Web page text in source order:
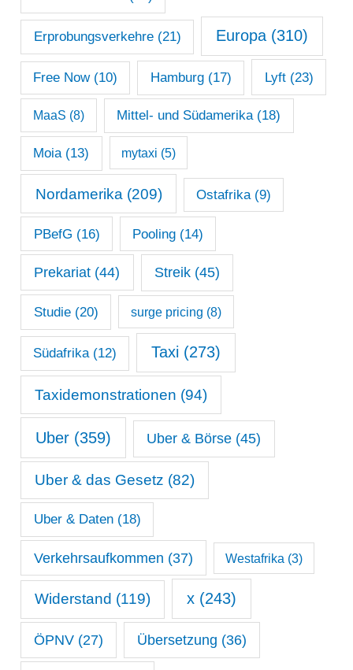
Erprobungsverkehre(21) Europa(310)
Free Now(10) Hamburg(17) Lyft(23)
MaaS (8) Mittel- und Südamerika(18)
Moia(13) mytaxi (5)
Nordamerika (209) Ostafrika (9)
PBefG (16) Pooling (14)
Prekariat (44) Streik(45)
Studie(20) surge pricing (8)
Südafrika(12) Taxi (273)
Taxidemonstrationen (94)
Uber (359) Uber & Börse (45)
Uber & das Gesetz (82)
Uber & Daten(18)
Verkehrsaufkommen (37) Westafrika (3)
Widerstand (119) x(243)
ÖPNV(27) Übersetzung (36)